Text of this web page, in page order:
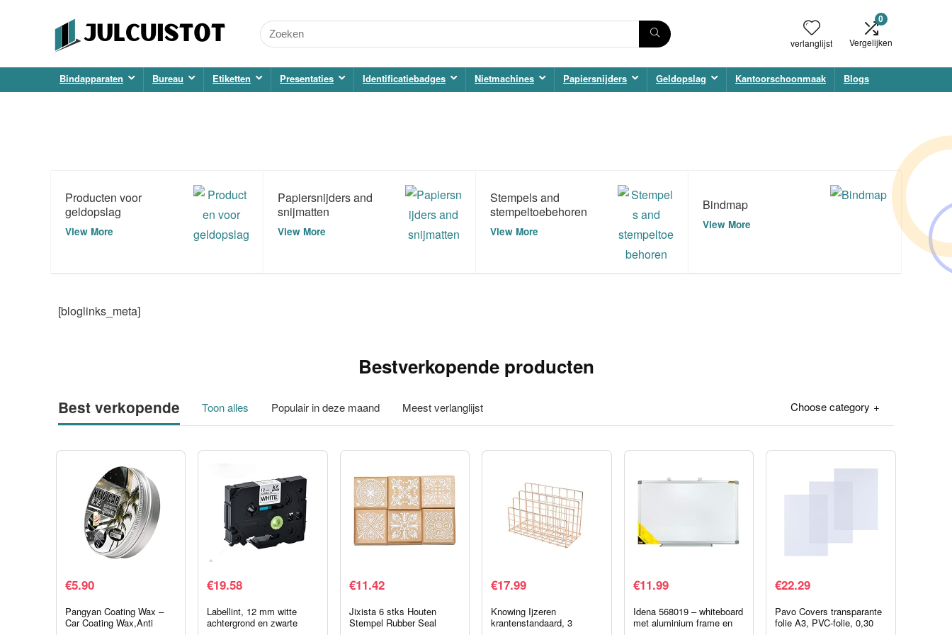
verlanglijst
0
Vergelijken
Bindapparaten Bureau Etiketten Presentaties Identificatiebadges Nietmachines Papiersnijders Geldopslag Kantoorschoonmaak Blogs
Producten voor
geldopslag
View More
Papiersnijders and
snijmatten
View More
Stempels and
stempeltoebehoren
View More
Bindmap
View More
[bloglinks_meta]
Bestverkopende producten
Best verkopende Toon alles Populair in deze maand Meest verlanglijst Choose category
€5.90
Pangyan Coating Wax –
Car Coating Wax,Anti
€19.58
Labellint, 12 mm witte
achtergrond en zwarte
€11.42
Jixista 6 stks Houten
Stempel Rubber Seal
€17.99
Knowing Ijzeren
krantenstandaard, 3
€11.99
Idena 568019 – whiteboard
met aluminium frame en
€22.29
Pavo Covers transparante
folie A3, PVC-folie, 0,30